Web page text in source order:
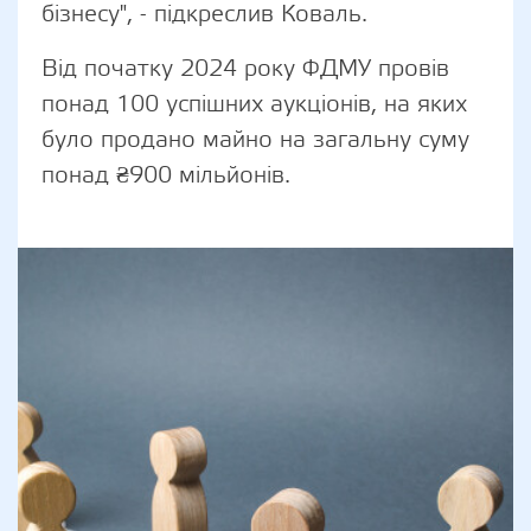
бізнесу", - підкреслив Коваль.
Від початку 2024 року ФДМУ провів
понад 100 успішних аукціонів, на яких
було продано майно на загальну суму
понад ₴900 мільйонів.